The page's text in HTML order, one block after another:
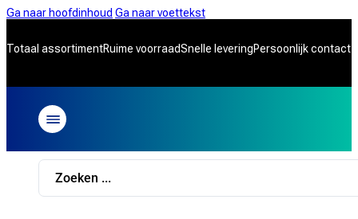
Ga naar hoofdinhoud Ga naar voettekst
Totaal assortimentRuime voorraadSnelle leveringPersoonlijk contact
Search